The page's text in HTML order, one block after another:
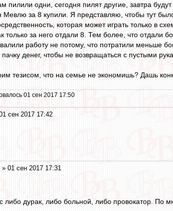
пилили одни, сегодня пилят другие, завтра
Мевлю за 8 купили. Я представляю, чтобы тут
которая может играть только в
только за него отдали 8. Тем более, что отдали
работу не потому, что потратили меньше
денег, чтобы не возвращаться с пустыми
тезисом, что на семье не экономишь? Дашь
01 сен 2017 17:50
сен 2017 17:42
» 01 сен 2017 17:31
либо дурак, либо больной, либо провокатор. По